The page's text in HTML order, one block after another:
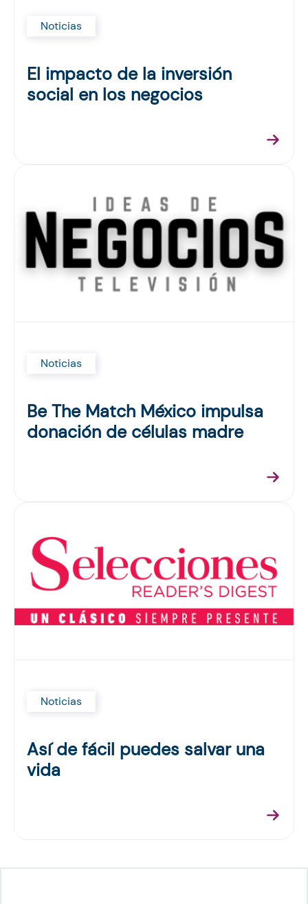
Noticias
El impacto de la inversión
social en los negocios
Noticias
Be The Match México impulsa
donación de células madre
Noticias
Así de fácil puedes salvar una
vida